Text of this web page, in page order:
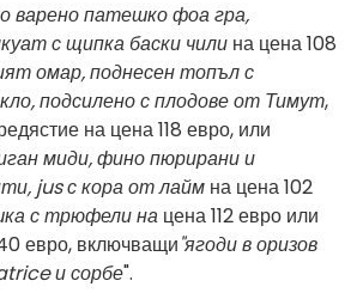
варено патешко фоа гра,
с щипка баски чили на цена 108
омар, поднесен топъл с
подсилено с плодове от Тимут,
на цена 118 евро, или
миди, фино пюрирани и
jus с кора от лайм на цена 102
с трюфели на цена 112 евро или
евро, включващи"ягоди в оризов
и сорбе".